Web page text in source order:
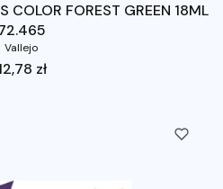
COLOR FOREST GREEN 18ML
Vallejo
zł